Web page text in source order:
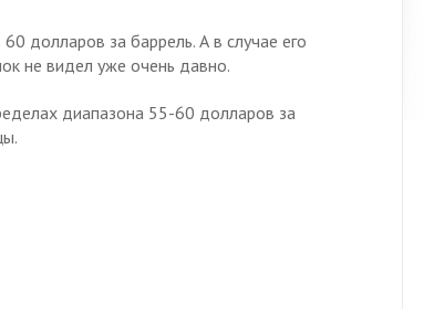
долларов за баррель. А в случае его
не видел уже очень давно.
диапазона 55-60 долларов за